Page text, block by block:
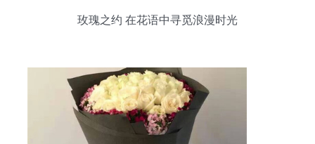
玫瑰之约 在花语中寻觅浪漫时光